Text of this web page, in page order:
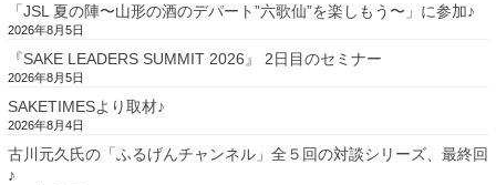
「JSL 夏の陣〜山形の酒のデパート”六歌仙”を楽しもう〜」に参加♪
2026年8月5日
『SAKE LEADERS SUMMIT 2026』 2日目のセミナー
2026年8月5日
SAKETIMESより取材♪
2026年8月4日
古川元久氏の「ふるげんチャンネル」全５回の対談シリーズ、最終回
♪